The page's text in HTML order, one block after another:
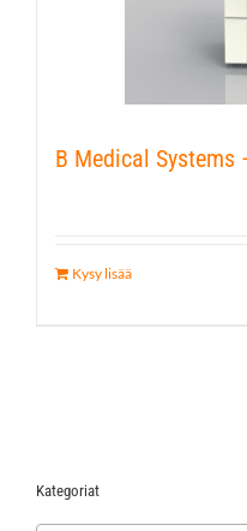
B Medical
Kysy lisää
Kategoriat